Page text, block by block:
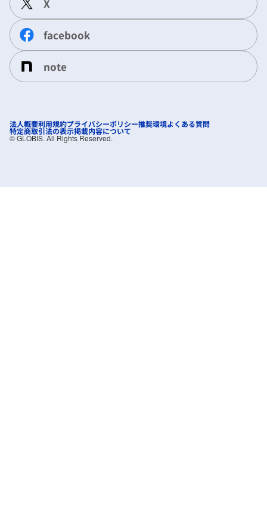
X
facebook
note
法人概要利用規約プライバシーポリシー推奨環境よくある質問
特定商取引法の表示掲載内容について
©︎ GLOBIS. All Rights Reserved.